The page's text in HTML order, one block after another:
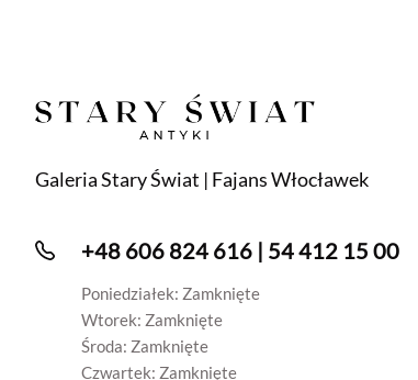
Galeria Stary Świat | Fajans Włocławek
+48 606 824 616 | 54 412 15 00
Poniedziałek: Zamknięte
Wtorek: Zamknięte
Środa: Zamknięte
Czwartek: Zamknięte